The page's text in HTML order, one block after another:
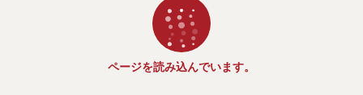
ページを読み込んでいます。